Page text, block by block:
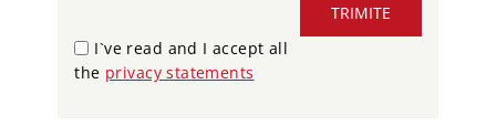
TRIMITE
I`ve read and I accept all
the privacy statements